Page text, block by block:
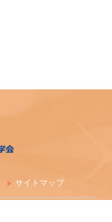
サイトマップ